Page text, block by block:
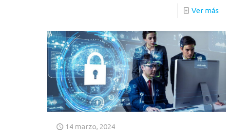
Ver más
14 marzo, 2024